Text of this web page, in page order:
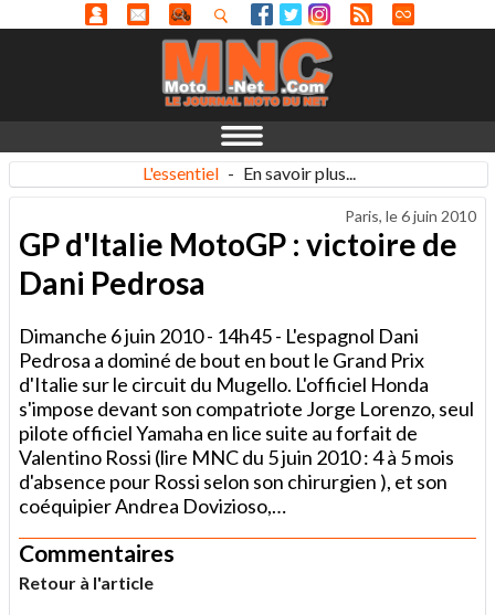
L'essentiel - En savoir plus...
Paris, le6 juin 2010
GP d'Italie MotoGP : victoire de
Dani Pedrosa
Dimanche 6 juin 2010 - 14h45 - L'espagnol Dani
Pedrosa a dominé de bout en bout le Grand Prix
d'Italie sur le circuit du Mugello. L'officiel Honda
s'impose devant son compatriote Jorge Lorenzo, seul
pilote officiel Yamaha en lice suite au forfait de
Valentino Rossi (lire MNC du 5 juin 2010 : 4 à 5 mois
d'absence pour Rossi selon son chirurgien ), et son
coéquipier Andrea Dovizioso,…
Commentaires
Retour à l'article